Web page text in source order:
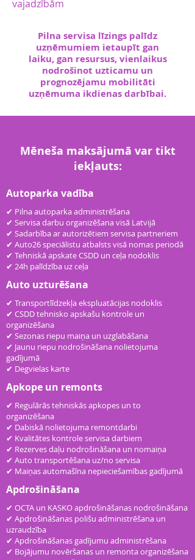
vajadzībām
Pilna servisa līzings palīdz
uzņēmumiem ietaupīt gan
laiku, gan resursus, vienlaikus
nodrošinot uzticamu un
prognozējamu mobilitāti
uzņēmuma ikdienas darbībai.
Mēneša maksājumā var tikt
iekļauts:
Autoparka vadība
✔ Pilna autoparka administrēšana
✔ Servisa darbu organizēšana visā Latvijā
✔ Sadarbība ar autorizētiem servisa partneriem
✔ Auto26 speciālistu atbalsts visā nomas periodā
✔ Tehniskā apskate CSDD un ceļa nodoklis
✔ 24h palīdzība uz ceļa
Auto uzturēšana
✔ Transportlīdzekļa ekspluatācijas nodoklis
✔ CSDD tehnisko apskašu kontrole un
organizēšana
✔ Sezonas riepu maiņa un uzglabāšana
✔ Jaunu riepu nodrošināšana nolietojuma
gadījumā
✔ Degvielas karte
Apkope un remonts
✔ Regulārās tehniskās apkopes un to
organizēšana
✔ Dabiskā nolietojuma remontdarbi
✔ Kvalitātes kontrole servisa darbiem
✔ Rezerves daļu nodrošināšana un nomaiņa
✔ Auto transportēšana uz/no servisa
✔ Maiņas automašīna nepieciešamības gadījumā
Apdrošināšana
✔ OCTA un KASKO apdrošināšanas nodrošināšana
✔ Apdrošināšanas polišu administrēšana un
uzraudzība
✔ Apdrošināšanas gadījumu administrēšana
✔ Bojājumu novēršanas un remonta organizēšana